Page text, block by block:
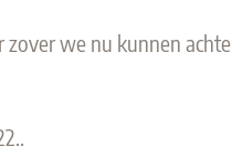
we nu kunnen